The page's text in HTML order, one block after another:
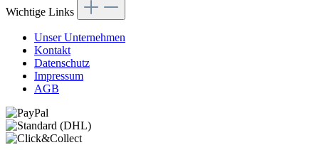
Wichtige Links
Unser Unternehmen
Kontakt
Datenschutz
Impressum
AGB